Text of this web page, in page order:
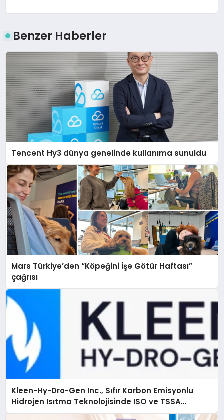
Benzer Haberler
Tencent Hy3 dünya genelinde kullanıma sunuldu
Mars Türkiye’den “Köpeğini İşe Götür Haftası”
çağrısı
Kleen-Hy-Dro-Gen Inc., Sıfır Karbon Emisyonlu
Hidrojen Isıtma Teknolojisinde ISO ve TSSA
Düzenleyici Onaylarını Aldı